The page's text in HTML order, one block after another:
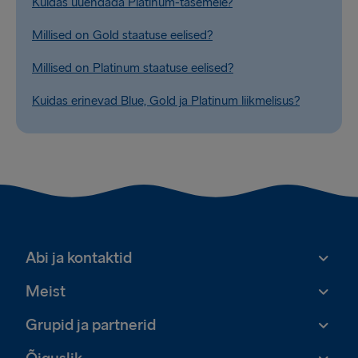
Millised on Gold staatuse eelised?
Millised on Platinum staatuse eelised?
Kuidas erinevad Blue, Gold ja Platinum liikmelisus?
Abi ja kontaktid
Meist
Grupid ja partnerid